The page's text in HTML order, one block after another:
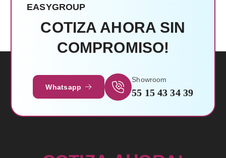
EASYGROUP
COTIZA AHORA SIN
COMPROMISO!
Whatsapp
Showroom
55 15 43 34 39